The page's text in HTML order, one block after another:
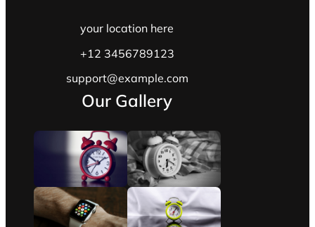
your location here
+12 3456789123
support@example.com
Our Gallery